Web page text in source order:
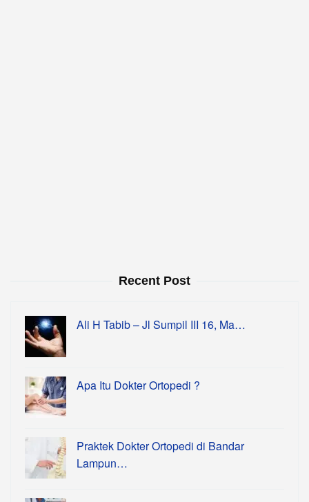
Recent Post
Ali H Tabib – Jl Sumpil III 16, Ma…
Apa Itu Dokter Ortopedi ?
Praktek Dokter Ortopedi di Bandar
Lampun…